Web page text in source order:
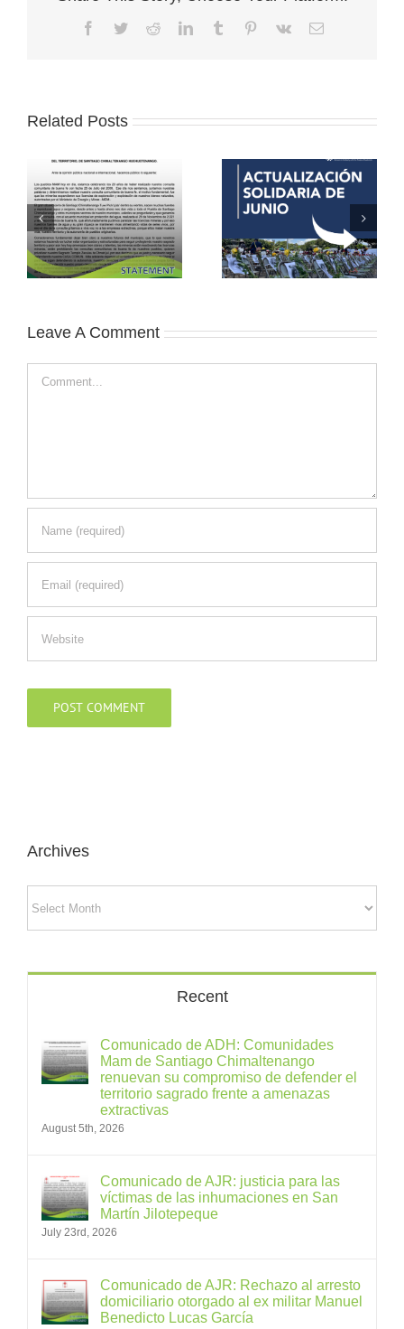
Facebook
TwitterRedditLinkedInTumblr Pinterest
Vk Email
Related Posts
Leave A Comment
Archives
Recent
Comunicado de ADH: Comunidades
Mam de Santiago Chimaltenango
renuevan su compromiso de defender el
territorio sagrado frente a amenazas
extractivas
August 5th, 2026
Comunicado de AJR: justicia para las
víctimas de las inhumaciones en San
Martín Jilotepeque
July 23rd, 2026
Comunicado de AJR: Rechazo al arresto
domiciliario otorgado al ex militar Manuel
Benedicto Lucas García